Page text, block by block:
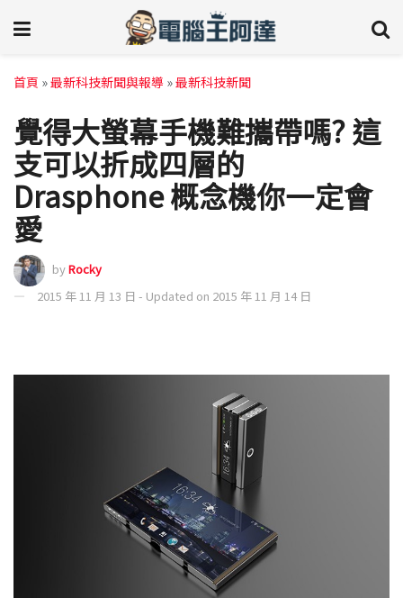
首頁 »最新科技新聞與報導 »最新科技新聞
覺得大螢幕手機難攜帶嗎? 這
支可以折成四層的
Drasphone 概念機你一定會
愛
byRocky
2015 年 11 月 13 日 - Updated on 2015 年 11 月 14 日